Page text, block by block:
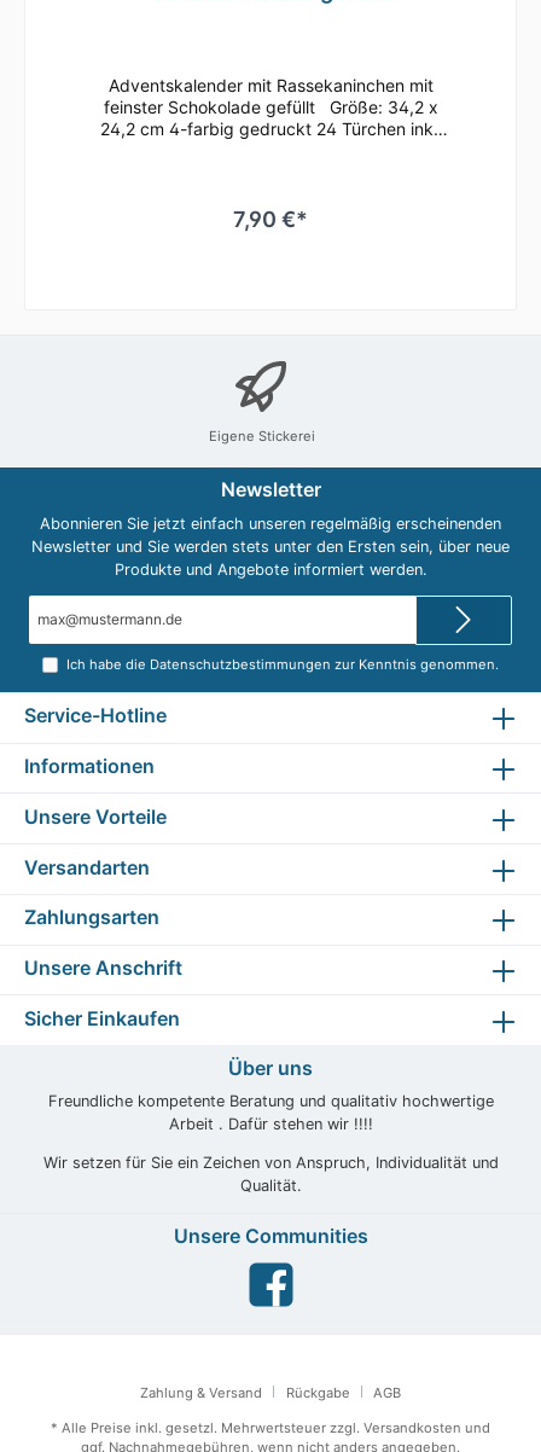
Adventskalender mit Rassekaninchen mit
feinster Schokolade gefüllt Größe: 34,2 x
24,2 cm 4-farbig gedruckt 24 Türchen inkl.
ID41039 MHD: bis April 2026 bei
sachgerechter LagerungInhaltsstoffeZucker
gdavon gesättigte Fettsäuren 21
gKohlenhydrate 53 gdavon Zucker 52
gEiweiß 7, 7 gSalz 0,20 g
7,90 €*
Eigene Stickerei
Newsletter
Abonnieren Sie jetzt einfach unseren regelmäßig erscheinenden
Newsletter und Sie werden stets unter den Ersten sein, über neue
Produkte und Angebote informiert werden.
Adresse*
Ich habe die Datenschutzbestimmungen zur Kenntnis genommen.
Service-Hotline
Informationen
Unsere Vorteile
Versandarten
Zahlungsarten
Unsere Anschrift
Sicher Einkaufen
Über uns
Freundliche kompetente Beratung und qualitativ hochwertige
Arbeit . Dafür stehen wir !!!!
Wir setzen für Sie ein Zeichen von Anspruch, Individualität und
Qualität.
Unsere Communities
Zahlung & Versand Rückgabe AGB
* Alle Preise inkl. gesetzl. Mehrwertsteuer zzgl. Versandkosten und
ggf. Nachnahmegebühren, wenn nicht anders angegeben.